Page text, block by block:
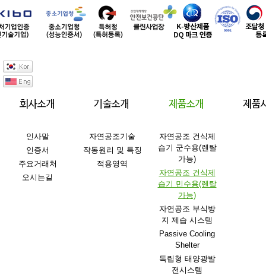
인사말
인증서
주요거래처
오시는길
자연공조기술
작동원리 및 특징
적용영역
자연공조 건식제
습기 군수용(렌탈
가능)
자연공조 건식제
습기 민수용(렌탈
가능)
자연공조 부식방
지 제습 시스템
Passive Cooling
Shelter
독립형 태양광발
전시스템